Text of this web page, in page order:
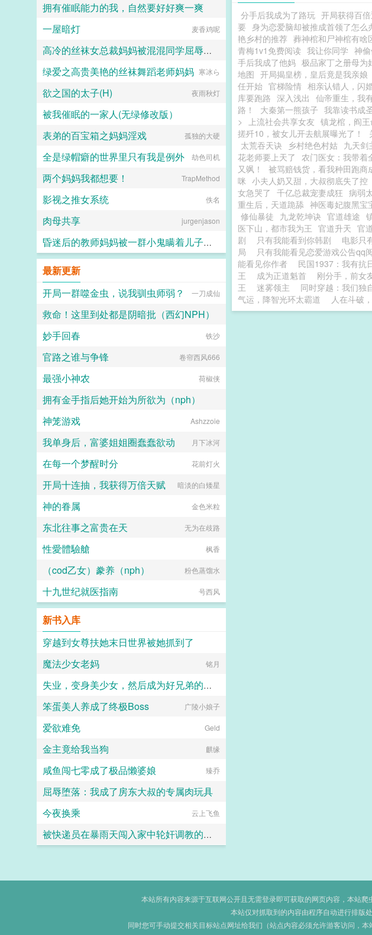
分手后我成为了路玩 开局获得百
要 身为恋爱脑却被推成首领了怎么
艳乡村的推荐 葬神棺和尸神棺有啥
青梅1v1免费阅读 我让你同学 神
手后我成了他妈 极品家丁之册母为
地图 开局揭皇榜，皇后竟是我亲娘
任开始 官梯险情 相亲认错人，闪
库要跑路 深入浅出 仙帝重生，我
路！
大秦第一熊孩子 我靠读书成
>
上流社会共享女友 镇龙棺，阎王
搓歼10，被女儿开去航展曝光了！
太荒吞天诀
乡村绝色村姑 九天剑
花老师要上天了 农门医女：我带着
又飒！
被骂赔钱货，看我种田跑商
咪 小夫人奶又甜，大叔彻底失了控
女急哭了 千亿总裁宠妻成狂 病弱
重生后，天道跪舔 神医毒妃腹黑宝
修仙暴徒 九龙乾坤诀 官道雄途
医下山，都市我为王 官道升天 官
剧
只有我能看到你韩剧 电影只
局
只有我能看见恋爱游戏公告qq
能看见你作者
民国1937：我有抗
王
成为正道魁首 刚分手，前女
王
迷雾领主 同时穿越：我们独
气运，降智光环太霸道
人在斗破
拥有催眠能力的我，自然要好好爽一爽
无所事事之人
一屋暗灯 麦香鸡呢
高冷的丝袜女总裁妈妈被混混同学屈辱玩弄
hhkdesu
绿爱之高贵美艳的丝袜舞蹈老师妈妈 寒冰ら
欲之国的太子(H) 夜雨秋灯
被我催眠的一家人(无绿修改版）
快乐的老色批
表弟的百宝箱之妈妈淫戏 孤独的大硬
全是绿帽癖的世界里只有我是例外 劫色司机
两个妈妈我都想要！ TrapMethod
影视之推女系统 佚名
肉母共享 jurgenjason
昏迷后的教师妈妈被一群小鬼瞒着儿子肏成人肉飞机杯，穴里塞满垃圾高潮喷水！
最新更新
开局一群噬金虫，说我驯虫师弱？
一刀成仙
救命！这里到处都是阴暗批（西幻NPH）
Loriny
妙手回春 铁沙
官路之谁与争锋 卷帘西风666
最强小神农 荷椒侠
拥有金手指后她开始为所欲为（nph）
风浪卷卷
神笼游戏 Ashzzoie
我单身后，富婆姐姐圈蠢蠢欲动 月下冰河
在每一个梦醒时分 花前灯火
开局十连抽，我获得万倍天赋 暗淡的白矮星
神的眷属 金色米粒
东北往事之富贵在天 无为在歧路
性愛體驗艙 枫香
（cod乙女）豢养（nph） 粉色蒸馏水
十九世纪就医指南 号西风
新书入库
穿越到女尊扶她末日世界被她抓到了
扶她×美少年
魔法少女老妈 铭月
失业，变身美少女，然后成为好兄弟的妻子
ttzt
笨蛋美人养成了终极Boss 广陵小娘子
爱欲难免 Geld
金主竟给我当狗 麒缘
咸鱼闯七零成了极品懒婆娘 臻乔
屈辱堕落：我成了房东大叔的专属肉玩具
amanda9022
今夜换乘 云上飞鱼
被快递员在暴雨天闯入家中轮奸调教的高冷绝美母亲
本站所有内容来源于互联网公开且无需登录即可获取的网页内容，本站
本站仅对抓取到的内容由程序自动进行排版
同时您可手动提交相关目标站点网址给我们（站点内容必须允许游客访问，